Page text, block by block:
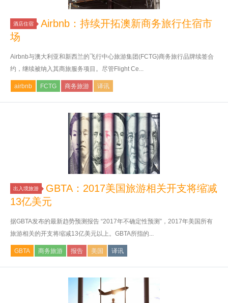
酒店住宿
Airbnb：持续开拓澳新商务旅行住宿市
场
Airbnb与澳大利亚和新西兰的飞行中心旅游集团(FCTG)商务旅行品牌续签合
约，继续被纳入其商旅服务项目。尽管Flight Ce...
airbnb FCTG 商务旅游 译讯
出入境旅游
GBTA：2017美国旅游相关开支将缩减
13亿美元
据GBTA发布的最新趋势预测报告 “2017年不确定性预测”，2017年美国所有
旅游相关的开支将缩减13亿美元以上。GBTA所指的...
GBTA 商务旅游 报告 美国 译讯